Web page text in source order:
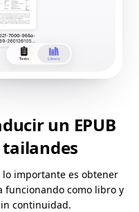
un EPUB
lo importante es obtener
funcionando como libro y
continuidad.